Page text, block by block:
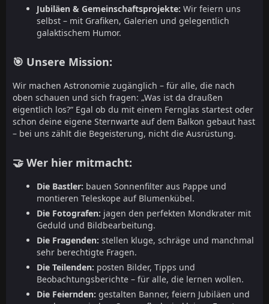
Jubiläen & Gemeinschaftsprojekte: Wir feiern uns
selbst – mit Grafiken, Galerien und gelegentlich
galaktischem Humor.
🎯 Unsere Mission:
Wir machen Astronomie zugänglich – für alle, die nach
oben schauen und sich fragen: „Was ist da draußen
eigentlich los?“ Egal ob du mit einem Fernglas startest oder
schon deine eigene Sternwarte auf dem Balkon gebaut hast
– bei uns zählt die Begeisterung, nicht die Ausrüstung.
🤝 Wer hier mitmacht:
Die Bastler: bauen Sonnenfilter aus Pappe und
montieren Teleskope auf Blumenkübel.
Die Fotografen: jagen den perfekten Mondkrater mit
Geduld und Bildbearbeitung.
Die Fragenden: stellen kluge, schräge und manchmal
sehr berechtigte Fragen.
Die Teilenden: posten Bilder, Tipps und
Beobachtungsberichte – für alle, die lernen wollen.
Die Feiernden: gestalten Banner, feiern Jubiläen und